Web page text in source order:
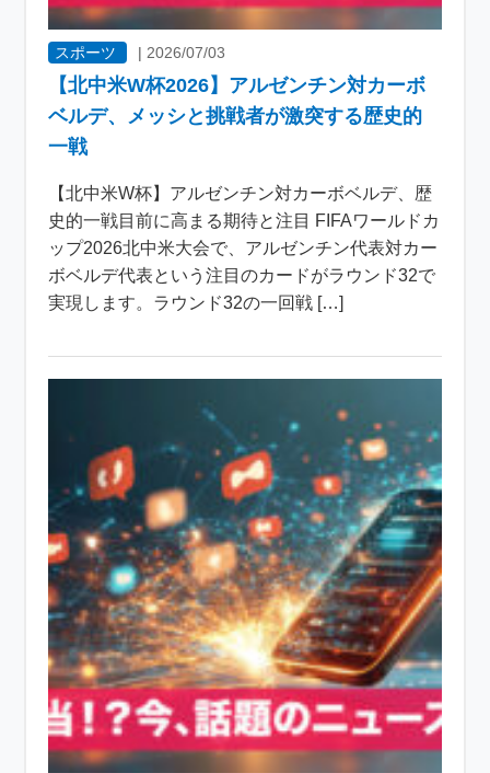
スポーツ |2026/07/03
【北中米W杯2026】アルゼンチン対カーボ
ベルデ、メッシと挑戦者が激突する歴史的
一戦
【北中米W杯】アルゼンチン対カーボベルデ、歴
史的一戦目前に高まる期待と注目 FIFAワールドカ
ップ2026北中米大会で、アルゼンチン代表対カー
ボベルデ代表という注目のカードがラウンド32で
実現します。ラウンド32の一回戦 […]